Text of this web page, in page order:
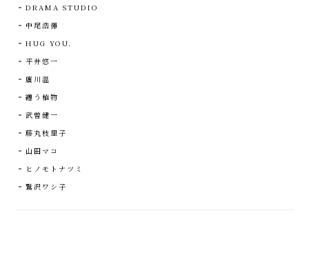
DRAMA STUDIO
中尾浩揮
HUG YOU.
平井悠一
廣川温
纏う植物
武曽健一
藤丸枝里子
山田マコ
ヒノモトナツミ
鷲沢ワシ子